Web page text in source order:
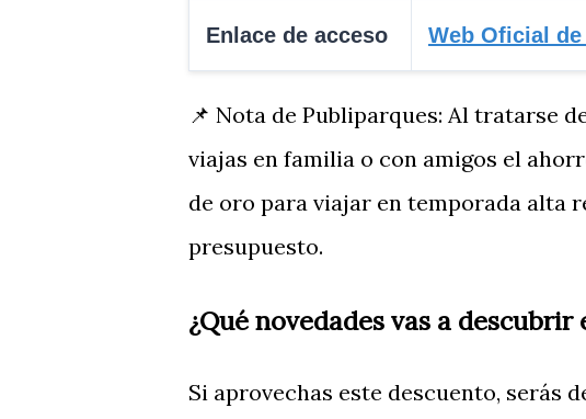
Enlace de acceso Web Oficial
📌 Nota de Publiparques: Al tratarse
viajas en familia o con amigos el
de oro para viajar en temporada alta
presupuesto.
¿Qué novedades vas a descubrir
Si aprovechas este descuento, serás